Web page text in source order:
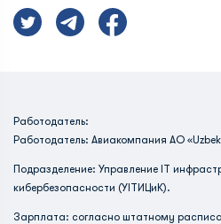
Работодатель:
Работодатель: Авиакомпания АО «
Подразделение: Управление IT
кибербезопасности (УITИЦиК).
Зарплата: согласно штатному